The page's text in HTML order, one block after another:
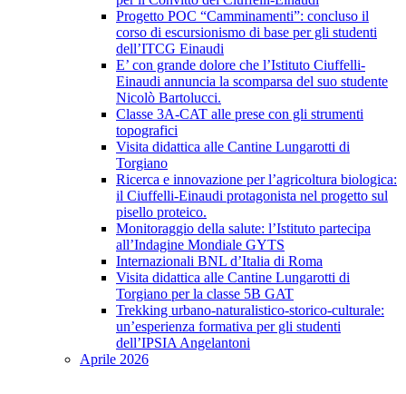
Progetto POC “Camminamenti”: concluso il
corso di escursionismo di base per gli studenti
dell’ITCG Einaudi
E’ con grande dolore che l’Istituto Ciuffelli-
Einaudi annuncia la scomparsa del suo studente
Nicolò Bartolucci.
Classe 3A-CAT alle prese con gli strumenti
topografici
Visita didattica alle Cantine Lungarotti di
Torgiano
Ricerca e innovazione per l’agricoltura biologica:
il Ciuffelli-Einaudi protagonista nel progetto sul
pisello proteico.
Monitoraggio della salute: l’Istituto partecipa
all’Indagine Mondiale GYTS
Internazionali BNL d’Italia di Roma
Visita didattica alle Cantine Lungarotti di
Torgiano per la classe 5B GAT
Trekking urbano-naturalistico-storico-culturale:
un’esperienza formativa per gli studenti
dell’IPSIA Angelantoni
Aprile 2026